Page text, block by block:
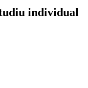
individual